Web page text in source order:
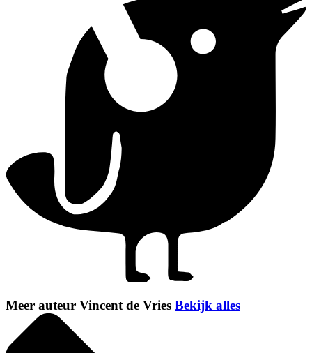
Meer auteur Vincent de Vries Bekijk alles